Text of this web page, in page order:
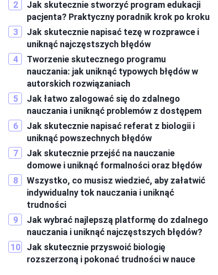
Jak skutecznie stworzyć program edukacji
pacjenta? Praktyczny poradnik krok po kroku
Jak skutecznie napisać tezę w rozprawce i
uniknąć najczęstszych błędów
Tworzenie skutecznego programu
nauczania: jak uniknąć typowych błędów w
autorskich rozwiązaniach
Jak łatwo zalogować się do zdalnego
nauczania i uniknąć problemów z dostępem
Jak skutecznie napisać referat z biologii i
uniknąć powszechnych błędów
Jak skutecznie przejść na nauczanie
domowe i uniknąć formalności oraz błędów
Wszystko, co musisz wiedzieć, aby załatwić
indywidualny tok nauczania i uniknąć
trudności
Jak wybrać najlepszą platformę do zdalnego
nauczania i uniknąć najczęstszych błędów?
Jak skutecznie przyswoić biologię
rozszerzoną i pokonać trudności w nauce